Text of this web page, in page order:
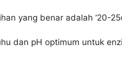
yang benar adalah ’20-
dan pH optimum untuk